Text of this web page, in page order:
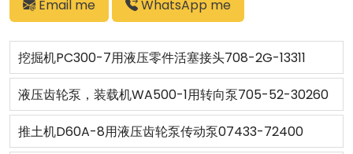
Email me WhatsApp me
挖掘机PC300-7用液压零件活塞接头708-2G-13311
液压齿轮泵，装载机WA500-1用转向泵705-52-30260
推土机D60A-8用液压齿轮泵传动泵07433-72400